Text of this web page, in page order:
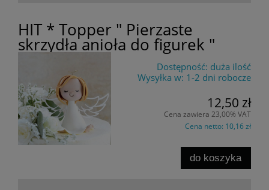
HIT * Topper " Pierzaste
skrzydła anioła do figurek "
Dostępność: duża ilość
Wysyłka w: 1-2 dni robocze
12,50 zł
Cena zawiera 23,00% VAT
Cena netto: 10,16 zł
do koszyka